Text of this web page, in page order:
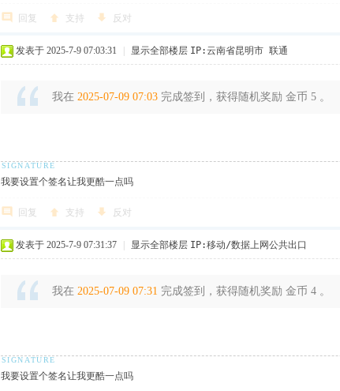
回复 支持 反对
发表于 2025-7-9 07:03:31 显示全部楼层 IP:云南省昆明市 联通
我在 2025-07-09 07:03 完成签到，获得随机奖励 金币 5 。
我要设置个签名让我更酷一点吗
回复 支持 反对
发表于 2025-7-9 07:31:37 显示全部楼层 IP:移动/数据上网公共出口
我在 2025-07-09 07:31 完成签到，获得随机奖励 金币 4 。
我要设置个签名让我更酷一点吗